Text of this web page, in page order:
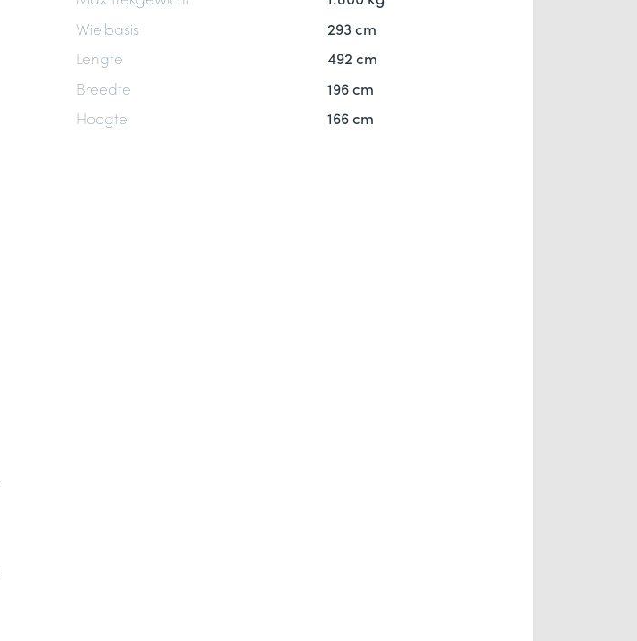
Wielbasis
293 cm
Lengte
492 cm
Breedte
196 cm
Hoogte
166 cm